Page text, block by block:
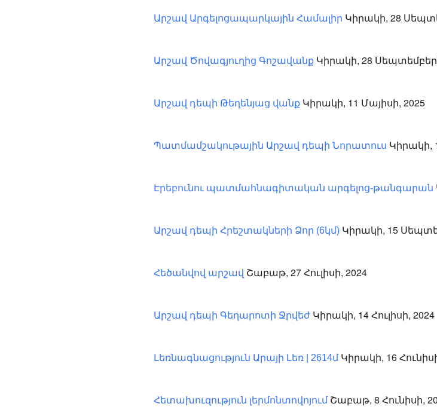
Արշավ Արգելոցապարկային Համալիր Կիրակի, 28
Արշավ Ծովագյուղից Գոշավանք Կիրակի, 28
Արշավ դեպի Թեղենյաց վանք Կիրակի, 11 Մայիսի, 2025
Պատմամշակութային Արշավ դեպի Նորատուս Կիրակի,
Էրեբունու պատմահնագիտական արգելոց-թանգարան
Արշավ դեպի Հրեշտակների Ձոր (6կմ) Կիրակի, 15
Հեծանվով արշավ Շաբաթ, 27 Հուլիսի, 2024
Արշավ դեպի Գեղարոտի Ջրվեժ Կիրակի, 14 Հուլիսի, 2024
Լեռնագնացություն Արայի Լեռ | 2614մԿիրակի, 16
Հետախուզություն լերմոնտովոյումՇաբաթ, 8 Հունիսի,